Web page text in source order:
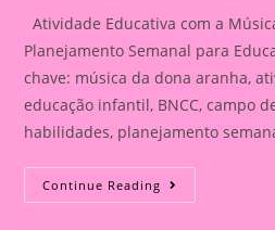
Atividade Educativa com a
Planejamento Semanal para
chave: música da dona aranha,
educação infantil, BNCC, campo
habilidades, planejamento
Continue Reading Atividade
Educativa